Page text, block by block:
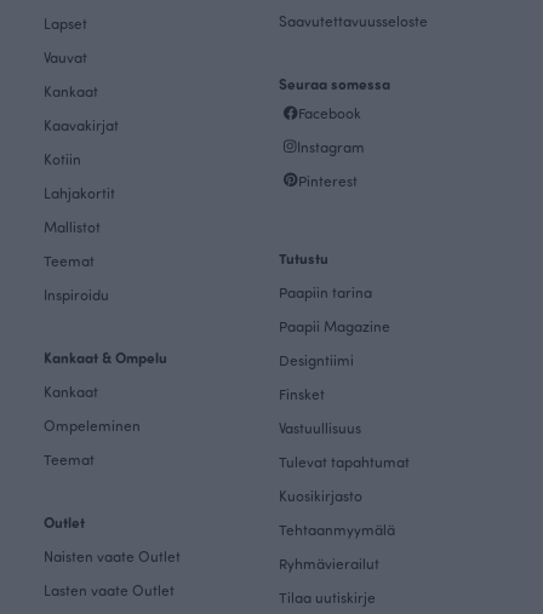
Lapset
Vauvat
Kankaat
Kaavakirjat
Kotiin
Lahjakortit
Mallistot
Teemat
Inspiroidu
Kankaat & Ompelu
Kankaat
Ompeleminen
Teemat
Outlet
Naisten vaate Outlet
Lasten vaate Outlet
Saavutettavuusseloste
Seuraa somessa
Facebook
Instagram
Pinterest
Tutustu
Paapiin tarina
Paapii Magazine
Designtiimi
Finsket
Vastuullisuus
Tulevat tapahtumat
Kuosikirjasto
Tehtaanmyymälä
Ryhmävierailut
Tilaa uutiskirje